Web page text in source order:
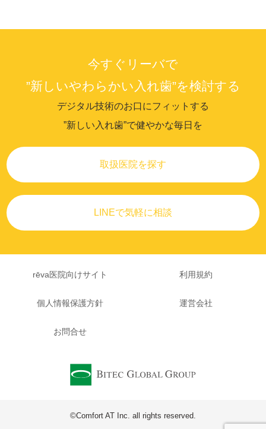
今すぐリーバで
”新しいやわらかい入れ歯”を検討する
デジタル技術のお口にフィットする
”新しい入れ歯”で健やかな毎日を
取扱医院を探す
LINEで気軽に相談
rēva医院向けサイト 利用規約
個人情報保護方針 運営会社
お問合せ
©Comfort AT Inc. all rights reserved.